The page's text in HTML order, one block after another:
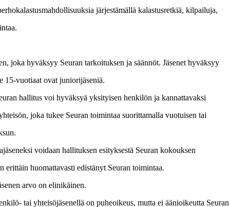
järjestämällä kalastusretkiä, kilpailuja,
joka hyväksyy Seuran tarkoituksen ja säännöt. Jäsenet hyväksyy
15-vuotiaat ovat juniorijäseniä.
hallitus voi hyväksyä yksityisen henkilön ja kannattavaksi
joka tukee Seuran toimintaa suorittamalla vuotuisen tai
voidaan hallituksen esityksestä Seuran kokouksen
erittäin huomattavasti edistänyt Seuran toimintaa.
arvo on elinikäinen.
tai yhteisöjäsenellä on puheoikeus, mutta ei äänioikeutta Seuran